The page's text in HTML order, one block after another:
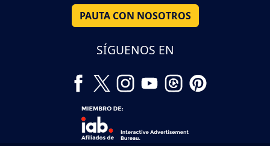
PAUTA CON NOSOTROS
SÍGUENOS EN